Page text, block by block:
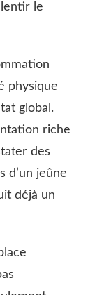
le
physique
global.
riche
des
d’un jeûne
déjà un